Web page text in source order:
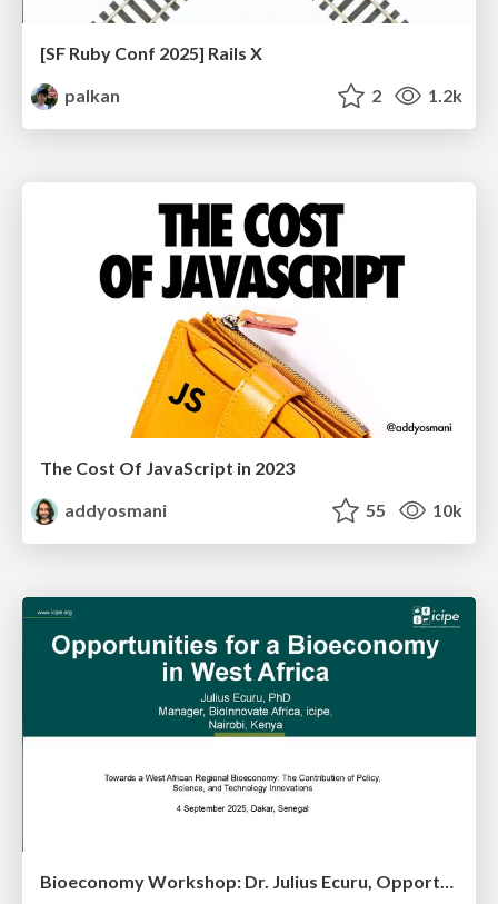
[SF Ruby Conf 2025] Rails X
palkan
2 1.2k
The Cost Of JavaScript in 2023
addyosmani
55 10k
Bioeconomy Workshop: Dr. Julius Ecuru, Opportunities for a Bioeconomy in West Africa